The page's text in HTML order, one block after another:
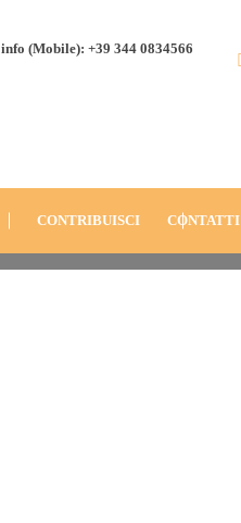
info (Mobile): +39 344 0834566
CONTRIBUISCI CONTATTI